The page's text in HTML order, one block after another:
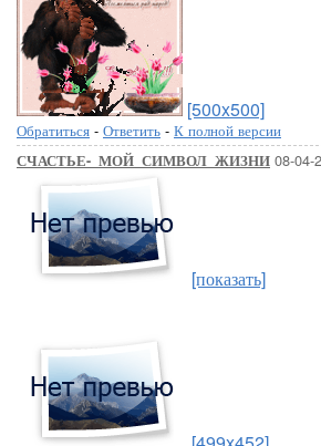
[500x500]
Обратиться - Ответить - К полной версии
СЧАСТЬЕ-_МОЙ_СИМВОЛ_ЖИЗНИ 08-04-
[показать]